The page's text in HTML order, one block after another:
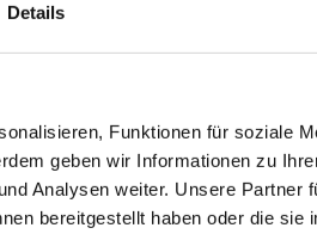
Details
Funktionen für soziale
geben wir Informationen zu
Analysen weiter. Unsere Partner
bereitgestellt haben oder die sie